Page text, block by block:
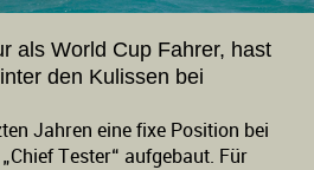
als World Cup Fahrer, hast
den Kulissen bei
Jahren eine fixe Position bei
Tester“ aufgebaut. Für